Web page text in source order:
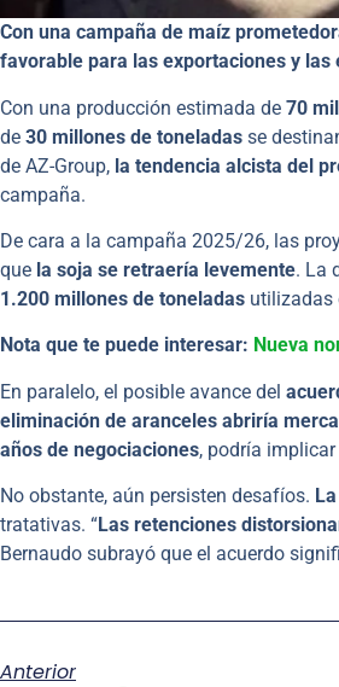
Con una campaña de maíz
favorable para las exportaciones y las
Con una producción estimada de 70
de 30 millones de toneladas se
de AZ-Group, la tendencia alcista del
campaña.
De cara a la campaña 2025/26, las
que la soja se retraería levemente. La
1.200 millones de toneladas utilizadas
Nota que te puede interesar: Nueva
En paralelo, el posible avance del
eliminación de aranceles abriría
años de negociaciones, podría implicar
No obstante, aún persisten desafíos.
tratativas. “Las retenciones
Bernaudo subrayó que el acuerdo
Anterior